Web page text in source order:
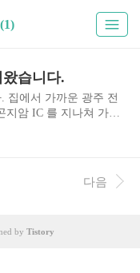
습니다.
집에서 가까운 광주 전
지암 IC 를 지나쳐 가면
람은 그다지 많지 않은
스페인 조각전도 있네
품 판매하는곳에서 저
다음
by Tistory